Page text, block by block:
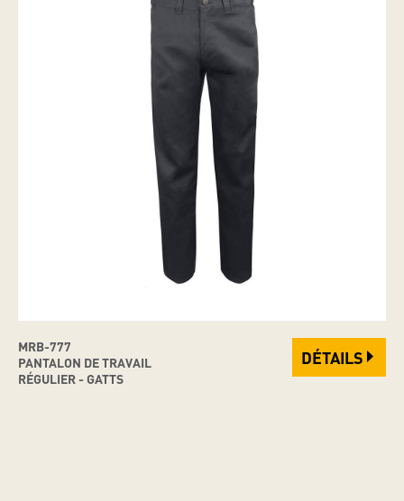
MRB-777
PANTALON DE TRAVAIL
RÉGULIER - GATTS
DÉTAILS